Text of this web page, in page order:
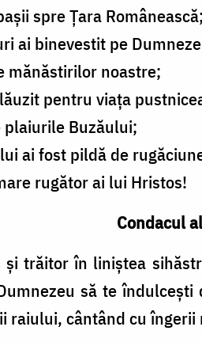
spre Țara Românească;
ai binevestit pe
mănăstirilor noastre;
pentru viața
plaiurile Buzăului;
ai fost pildă de
rugător ai lui Hristos!
Condacul
trăitor în liniștea
să te
raiului, cântând cu